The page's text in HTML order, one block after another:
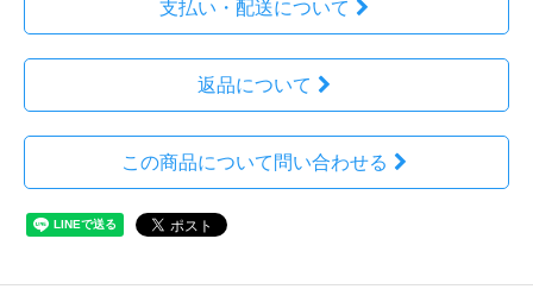
支払い・配送について
返品について
この商品について問い合わせる